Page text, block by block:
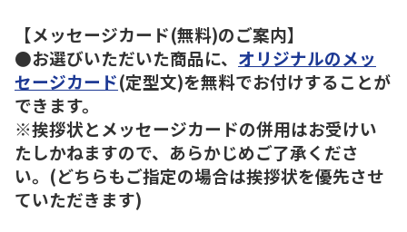
【メッセージカード(無料)のご案内】
●お選びいただいた商品に、 オリジナルのメッ
セージカード(定型文)を無料でお付けすることが
できます。
※挨拶状とメッセージカードの併用はお受けい
たしかねますので、あらかじめご了承くださ
い。(どちらもご指定の場合は挨拶状を優先させ
ていただきます)